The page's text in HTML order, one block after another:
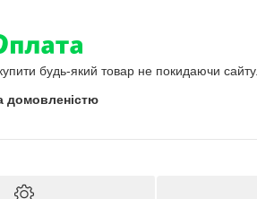
будь-який товар не покидаючи сайту.
домовленістю